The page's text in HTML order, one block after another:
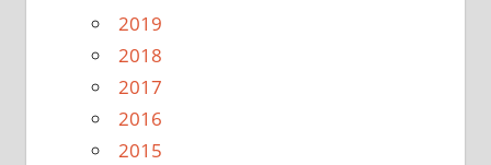
2019
2018
2017
2016
2015